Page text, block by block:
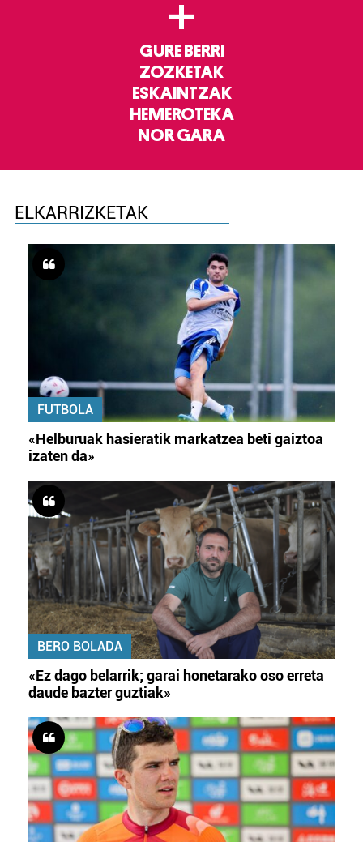
+
GURE BERRI
ZOZKETAK
ESKAINTZAK
HEMEROTEKA
NOR GARA
ELKARRIZKETAK
FUTBOLA
«Helburuak hasieratik markatzea beti gaiztoa
izaten da»
BERO BOLADA
«Ez dago belarrik; garai honetarako oso erreta
daude bazter guztiak»